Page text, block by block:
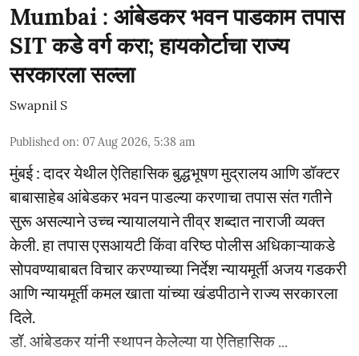
Mumbai : आंबेडकर भवन पाडकाम तपास
SIT कडे वर्ग करा; हायकोर्टाचा राज्य
सरकारला सल्ला
Swapnil S
Published on: 07 Aug 2026, 5:38 am
मुंबई : दादर येथील ऐतिहासिक बुद्धभूषण मुद्रालय आणि डॉक्टर
बाबासाहेब आंबेडकर भवन पाडल्या करणाचा तपास संत गतीने
सुरू असल्याने उच्च न्यायालयाने तीव्र शब्दात नाराजी व्यक्त
केली. हा तपास एसआयटी किंवा वरिष्ठ पोलीस अधिकाऱ्याकडे
सोपवण्याबाबत विचार करण्याच्या निर्देश न्यायमूर्ती अजय गडकरी
आणि न्यायमूर्ती कमल खाता यांच्या खंडपीठाने राज्य सरकारला
दिले.
डॉ. आंबेडकर यांनी स्थापन केलेल्या या ऐतिहासिक ...